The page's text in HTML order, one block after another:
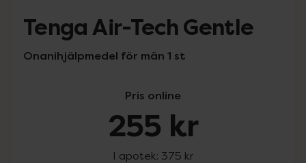
Tenga Air-Tech Gentle
Onanihjälpmedel för män 1 st
Pris online
255 kr
I apotek: 375 kr